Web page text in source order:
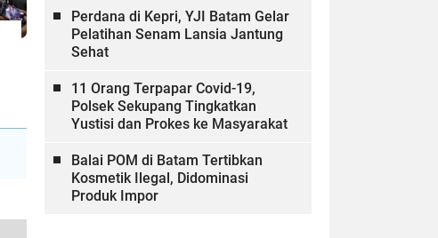
Perdana di Kepri, YJI Batam Gelar
Pelatihan Senam Lansia Jantung
Sehat
11 Orang Terpapar Covid-19,
Polsek Sekupang Tingkatkan
Yustisi dan Prokes ke Masyarakat
Balai POM di Batam Tertibkan
Kosmetik Ilegal, Didominasi
Produk Impor